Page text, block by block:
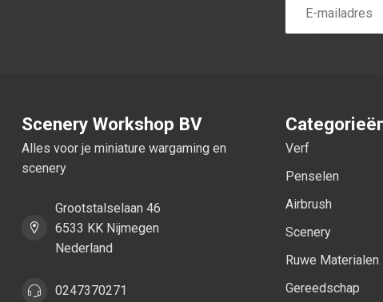
Scenery Workshop BV
Alles voor je miniature wargaming en
scenery
Grootstalselaan 46
6533 KK Nijmegen
Nederland
0247370271
Verf
Penselen
Airbrush
Scenery
Ruwe Materialen
Gereedschap